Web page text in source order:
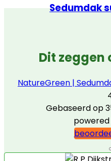
Sedumdak
Dit zeggen
NatureGreen |
Gebaseerd op